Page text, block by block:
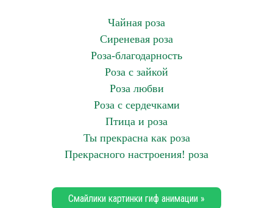
Чайная роза
Сиреневая роза
Роза-благодарность
Роза с зайкой
Роза любви
Роза с сердечками
Птица и роза
Ты прекрасна как роза
Прекрасного настроения! роза
Смайлики картинки гиф анимации »